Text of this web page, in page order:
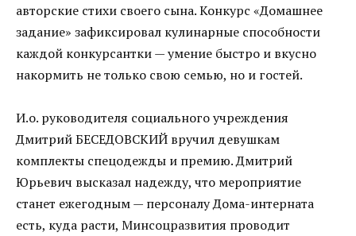
авторские стихи своего сына. Конкурс «Домашнее
задание» зафиксировал кулинарные способности
каждой конкурсантки — умение быстро и вкусно
накормить не только свою семью, но и гостей.
И.о. руководителя социального учреждения
Дмитрий БЕСЕДОВСКИЙ вручил девушкам
комплекты спецодежды и премию. Дмитрий
Юрьевич высказал надежду, что мероприятие
станет ежегодным — персоналу Дома-интерната
есть, куда расти, Минсоцразвития проводит